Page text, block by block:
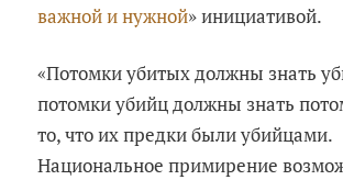
важной и нужной» инициативой.
«Потомки убитых должны знать
потомки убийц должны знать
то, что их предки были убийцами.
Национальное примирение